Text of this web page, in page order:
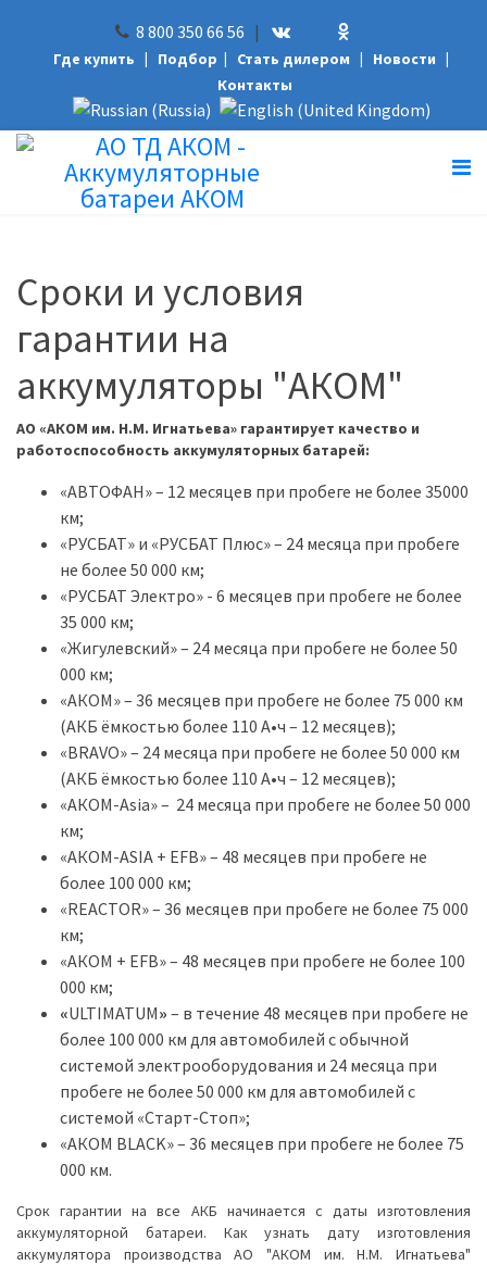
8 800 350 66 56 |
Где купить | Подбор | Стать дилером | Новости |
Контакты
Сроки и условия
гарантии на
аккумуляторы "АКОМ"
АО «АКОМ им. Н.М. Игнатьева» гарантирует качество и
работоспособность аккумуляторных батарей:
«АВТОФАН» – 12 месяцев при пробеге не более 35000
км;
«РУСБАТ» и «РУСБАТ Плюс» – 24 месяца при пробеге
не более 50 000 км;
«РУСБАТ Электро» - 6 месяцев при пробеге не более
35 000 км;
«Жигулевский» – 24 месяца при пробеге не более 50
000 км;
«АКОМ» – 36 месяцев при пробеге не более 75 000 км
(АКБ ёмкостью более 110 А•ч – 12 месяцев);
«BRAVO» – 24 месяца при пробеге не более 50 000 км
(АКБ ёмкостью более 110 А•ч – 12 месяцев);
«АКОМ-Asia» – 24 месяца при пробеге не более 50 000
км;
«АКОМ-ASIA + EFB» – 48 месяцев при пробеге не
более 100 000 км;
«REACTOR» – 36 месяцев при пробеге не более 75 000
км;
«АКОМ + EFB» – 48 месяцев при пробеге не более 100
000 км;
«ULTIMATUM» – в течение 48 месяцев при пробеге не
более 100 000 км для автомобилей с обычной
системой электрооборудования и 24 месяца при
пробеге не более 50 000 км для автомобилей с
системой «Старт-Стоп»;
«АКОМ BLACK» – 36 месяцев при пробеге не более 75
000 км.
Срок гарантии на все АКБ начинается с даты изготовления
аккумуляторной батареи. Как узнать дату изготовления
аккумулятора производства АО "АКОМ им. Н.М. Игнатьева"